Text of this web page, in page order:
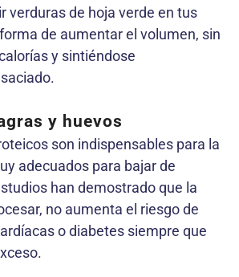
verduras de hoja verde en tus
de aumentar el volumen, sin
y sintiéndose
y huevos
son indispensables para la
adecuados para bajar de
han demostrado que la
no aumenta el riesgo de
o diabetes siempre que